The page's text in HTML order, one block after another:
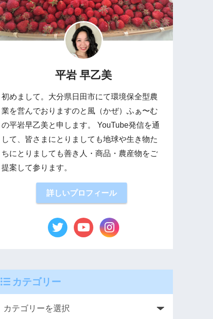
平岩 早乙美
初めまして。大分県日田市にて環境保全型農
業を営んでおりますのと風（かぜ）ふぁ〜む
の平岩早乙美と申します。 YouTube発信を通
して、皆さまにとりましても地球や生き物た
ちにとりましても善き人・商品・農産物をご
提案して参ります。
詳しいプロフィール
カテゴリー